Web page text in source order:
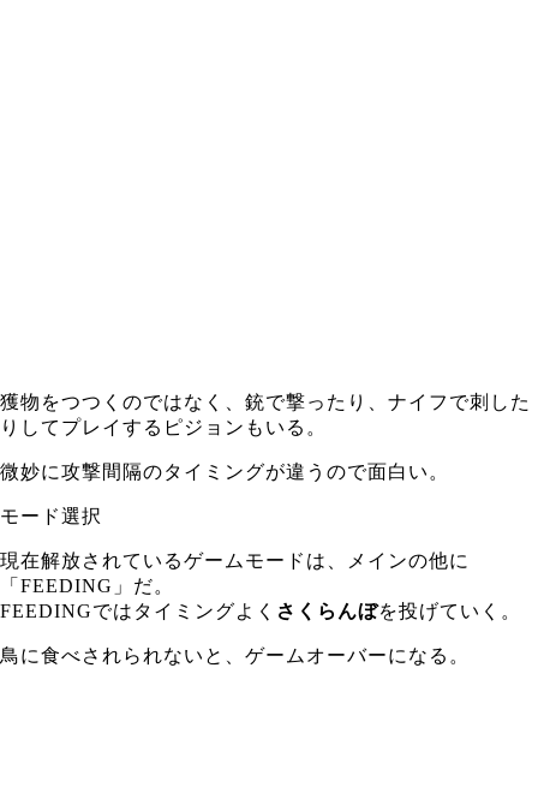
獲物をつつくのではなく、銃で撃ったり、ナイフで刺した
りしてプレイするピジョンもいる。
微妙に攻撃間隔のタイミングが違うので面白い。
モード選択
現在解放されているゲームモードは、メインの他に
「FEEDING」だ。
FEEDINGではタイミングよく さくらんぼを投げていく。
鳥に食べされられないと、ゲームオーバーになる。